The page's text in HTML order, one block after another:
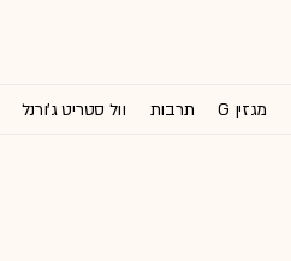
מגזין G תרבות וול סטריט ג'ורנל